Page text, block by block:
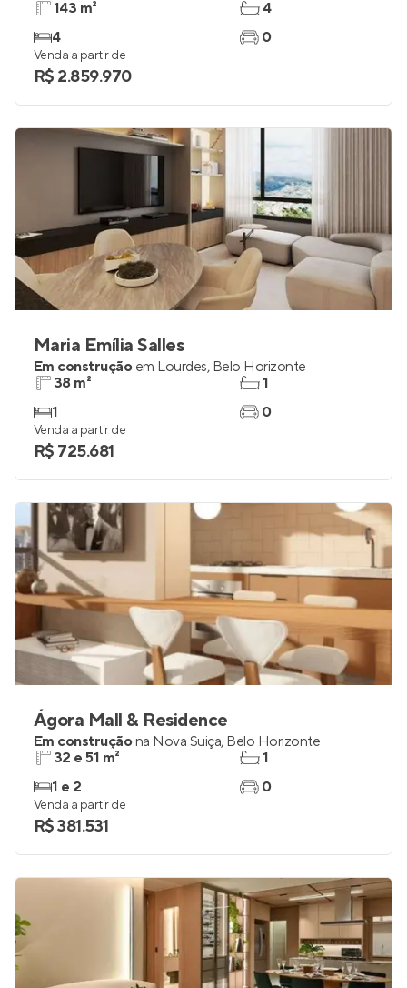
143 m²
4
4
0
Venda a partir de
R$ 2.859.970
Maria Emília Salles
Em construção em Lourdes, Belo Horizonte
38 m²
1
1
0
Venda a partir de
R$ 725.681
Ágora Mall & Residence
Em construçãona Nova Suiça, Belo Horizonte
32 e 51 m²
1 e 2
1
0
Venda a partir de
R$ 381.531